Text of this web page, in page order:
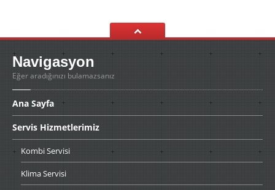
Navigasyon
Eğer aradığınızı bulamazsanız
Ana Sayfa
Servis Hizmetlerimiz
KombiServisi
KlimaServisi